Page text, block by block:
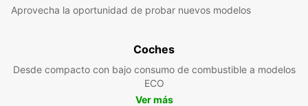
Aprovecha la oportunidad de probar nuevos modelos
Coches
Desde compacto con bajo consumo de combustible a modelos
ECO
Ver más